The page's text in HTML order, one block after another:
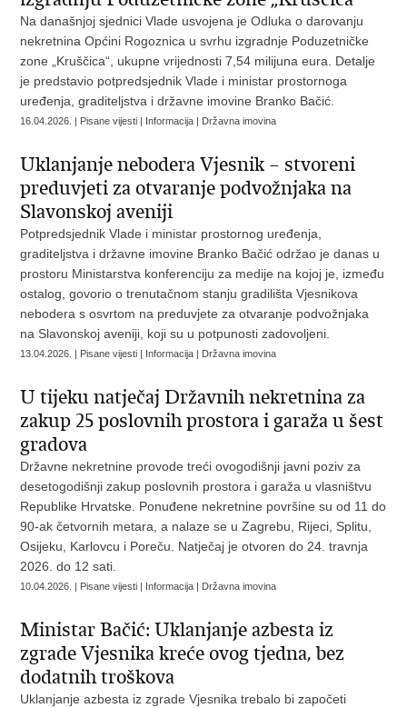
Na današnjoj sjednici Vlade usvojena je Odluka o darovanju
nekretnina Općini Rogoznica u svrhu izgradnje Poduzetničke
zone „Kruščica“, ukupne vrijednosti 7,54 milijuna eura. Detalje
je predstavio potpredsjednik Vlade i ministar prostornoga
uređenja, graditeljstva i državne imovine Branko Bačić.
16.04.2026. | Pisane vijesti | Informacija | Državna imovina
Uklanjanje nebodera Vjesnik – stvoreni
preduvjeti za otvaranje podvožnjaka na
Slavonskoj aveniji
Potpredsjednik Vlade i ministar prostornog uređenja,
graditeljstva i državne imovine Branko Bačić održao je danas u
prostoru Ministarstva konferenciju za medije na kojoj je, između
ostalog, govorio o trenutačnom stanju gradilišta Vjesnikova
nebodera s osvrtom na preduvjete za otvaranje podvožnjaka
na Slavonskoj aveniji, koji su u potpunosti zadovoljeni.
13.04.2026. | Pisane vijesti | Informacija | Državna imovina
U tijeku natječaj Državnih nekretnina za
zakup 25 poslovnih prostora i garaža u šest
gradova
Državne nekretnine provode treći ovogodišnji javni poziv za
desetogodišnji zakup poslovnih prostora i garaža u vlasništvu
Republike Hrvatske. Ponuđene nekretnine površine su od 11 do
90-ak četvornih metara, a nalaze se u Zagrebu, Rijeci, Splitu,
Osijeku, Karlovcu i Poreču. Natječaj je otvoren do 24. travnja
2026. do 12 sati.
10.04.2026. | Pisane vijesti | Informacija | Državna imovina
Ministar Bačić: Uklanjanje azbesta iz
zgrade Vjesnika kreće ovog tjedna, bez
dodatnih troškova
Uklanjanje azbesta iz zgrade Vjesnika trebalo bi započeti